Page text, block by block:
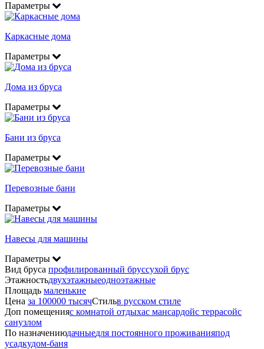
Параметры
Каркасные дома
Параметры
Дома из бруса
Параметры
Бани из бруса
Параметры
Перевозные бани
Параметры
Навесы для машины
Параметры
Вид бруса профилированный бруссухой брус
Этажностьдвухэтажныеодноэтажные
Площадь маленькие
Цена за 100000 тысячСтильв русском стиле
Доп помещенияс комнатой отдыхас мансардойс террасойс
санузлом
По назначениюдачныедля постоянного проживанияпод
усадкудом-баня